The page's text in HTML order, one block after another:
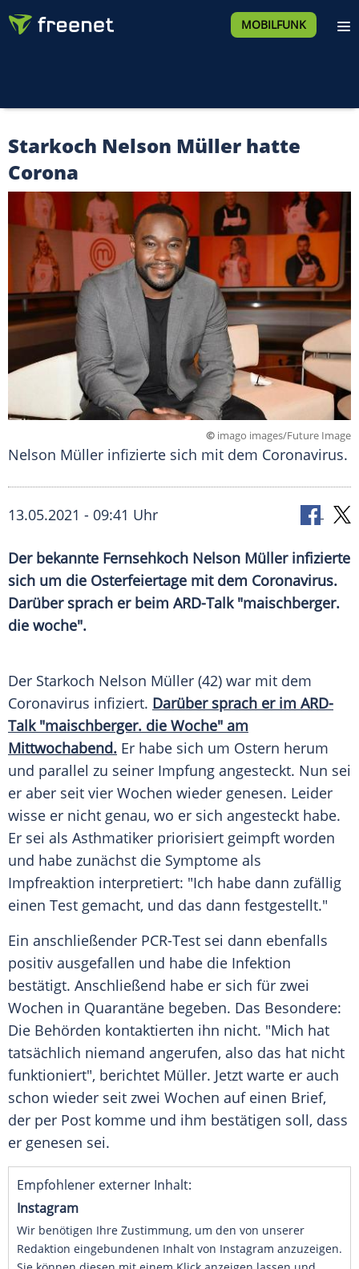
MOBILFUNK
Starkoch Nelson Müller hatte
Corona
© imago images/Future Image
Nelson Müller infizierte sich mit dem Coronavirus.
13.05.2021 - 09:41 Uhr
Der bekannte Fernsehkoch Nelson Müllerinfizierte
sich um die Osterfeiertage mit dem Coronavirus.
Darüber sprach er beim ARD-Talk "maischberger.
die woche".
Der Starkoch Nelson Müller (42) war mit dem
Coronavirus infiziert. Darüber sprach er im ARD-
Talk "maischberger. die Woche" am
Mittwochabend. Er habe sich um Ostern herum
und parallel zu seiner Impfung angesteckt. Nun sei
er aber seit vier Wochen wieder genesen. Leider
wisse er nicht genau, wo er sich angesteckt habe.
Er sei als Asthmatiker priorisiert geimpft worden
und habe zunächst die Symptome als
Impfreaktion interpretiert: "Ich habe dann zufällig
einen Test gemacht, und das dann festgestellt."
Ein anschließender PCR-Test sei dann ebenfalls
positiv ausgefallen und habe die Infektion
bestätigt. Anschließend habe er sich für zwei
Wochen in Quarantäne begeben. Das Besondere:
Die Behörden kontaktierten ihn nicht. "Mich hat
tatsächlich niemand angerufen, also das hat nicht
funktioniert", berichtet Müller. Jetzt warte er auch
schon wieder seit zwei Wochen auf einen Brief,
der per Post komme und ihm bestätigen soll, dass
er genesen sei.
Empfohlener externer Inhalt:
Instagram
Wir benötigen Ihre Zustimmung, um den von unserer
Redaktion eingebundenen Inhalt von Instagram anzuzeigen.